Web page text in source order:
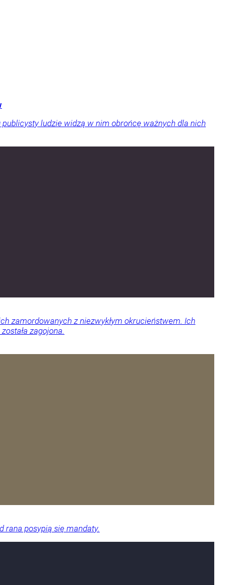
ludzie widzą w nim obrońcę ważnych dla nich
zamordowanych z niezwykłym okrucieństwem. Ich
zagojona.
rana posypią się mandaty.